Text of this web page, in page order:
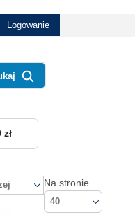
Logowanie
zł
Na stronie
40